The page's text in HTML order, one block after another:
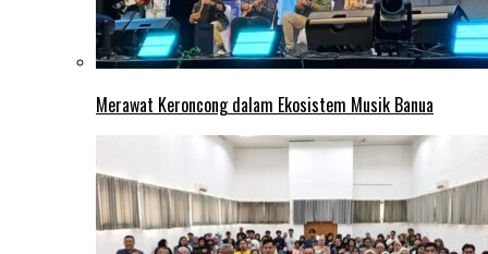
Merawat Keroncong dalam Ekosistem Musik Banua